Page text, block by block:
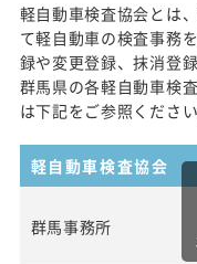
軽自動車検査協会とは
て軽自動車の検査事務
録や変更登録、抹消登
群馬県の各軽自動車検
は下記をご参照ください
軽自動車検査協会
群馬事務所